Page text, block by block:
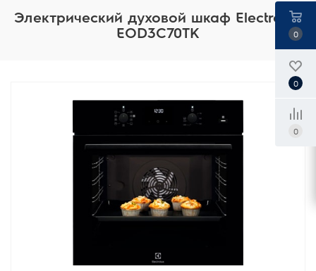
Электрический духовой шкаф Electrolux
EOD3C70TK
0
0
0